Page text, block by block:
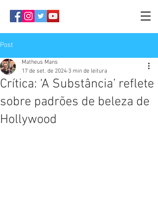
Post
Crítica: ‘A Substância’ reflete
sobre padrões de beleza de
Hollywood
Matheus Mans
17 de set. de 2024 3 min de leitura